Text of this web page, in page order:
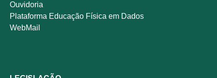
Ouvidoria
Plataforma Educação Física em Dados
WebMail